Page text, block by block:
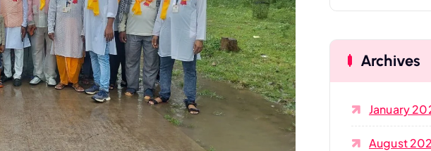
c
h
f
r
:
Archives
January
August